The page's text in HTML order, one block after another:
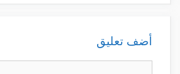
أضف تعليق